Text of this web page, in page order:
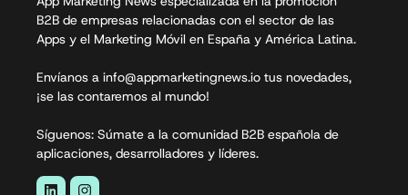
B2B de empresas relacionadas con el sector de las
Apps y el Marketing Móvil en España y América Latina.
Envíanos a info@appmarketingnews.io tus novedades,
¡se las contaremos al mundo!
Síguenos: Súmate a la comunidad B2B española de
aplicaciones, desarrolladores y líderes.